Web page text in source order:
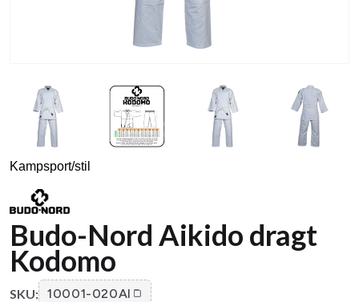
Kampsport/stil
Budo-Nord Aikido dragt
Kodomo
SKU: 10001-020AI